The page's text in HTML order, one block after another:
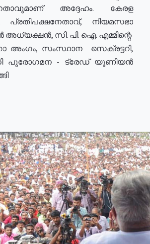
അദ്ദേഹം. കേരള
പ്രതിപക്ഷനേതാവ്, നിയമസഭാ
അധ്യക്ഷൻ, സി. പി. ഐ. എമ്മിന്റെ
അംഗം, സംസ്ഥാന സെക്രട്ടറി,
പുരോഗമന - ട്രേഡ് യൂണിയൻ